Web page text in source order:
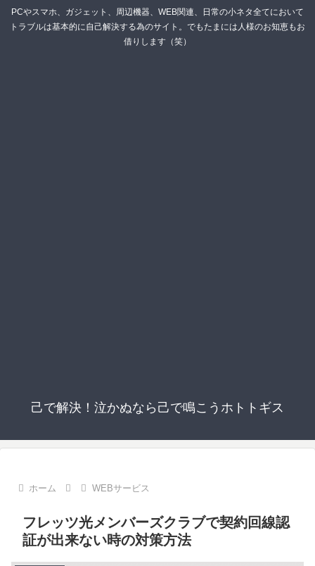
PCやスマホ、ガジェット、周辺機器、WEB関連、日常の小ネタ全てにおいて
トラブルは基本的に自己解決する為のサイト。でもたまには人様のお知恵もお
借りします（笑）
己で解決！泣かぬなら己で鳴こうホトトギス
ホーム WEBサービス
フレッツ光メンバーズクラブで契約回線認
証が出来ない時の対策方法